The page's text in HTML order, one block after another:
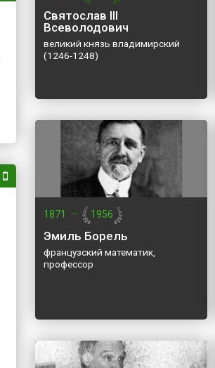
Святослав III
Всеволодович
великий князь владимирский
(1246-1248)
1871 — 1956
Эмиль Борель
французский математик,
профессор